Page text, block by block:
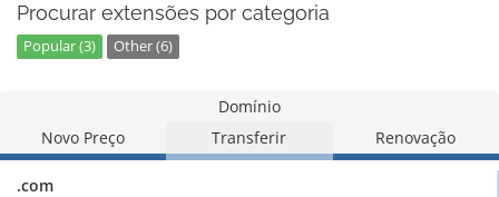
Procurar extensões por categoria
Popular (3) Other (6)
Domínio
Novo Preço
Transferir Renovação
.com